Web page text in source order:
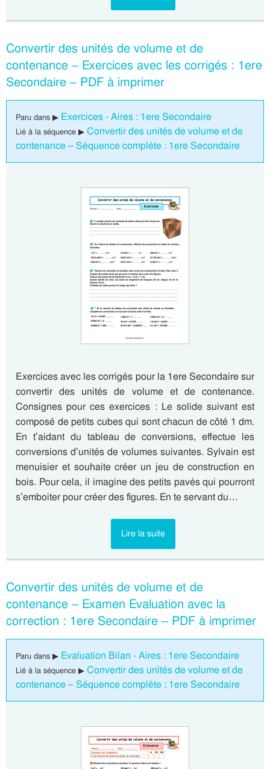
Convertir des unités de volume et de
contenance – Exercices avec les corrigés : 1ere
Secondaire – PDF à imprimer
Paru dans ▶ Exercices - Aires : 1ere Secondaire
Lié à la séquence ▶ Convertir des unités de volume et de
contenance – Séquence complète : 1ere Secondaire
Exercices avec les corrigés pour la 1ere Secondaire sur
convertir des unités de volume et de contenance.
Consignes pour ces exercices : Le solide suivant est
composé de petits cubes qui sont chacun de côté 1 dm.
En t’aidant du tableau de conversions, effectue les
conversions d’unités de volumes suivantes. Sylvain est
menuisier et souhaite créer un jeu de construction en
bois. Pour cela, il imagine des petits pavés qui pourront
s’emboiter pour créer des figures. En te servant du…
Lire la suite
Convertir des unités de volume et de
contenance – Examen Evaluation avec la
correction : 1ere Secondaire – PDF à imprimer
Paru dans ▶ Evaluation Bilan - Aires : 1ere Secondaire
Lié à la séquence ▶ Convertir des unités de volume et de
contenance – Séquence complète : 1ere Secondaire